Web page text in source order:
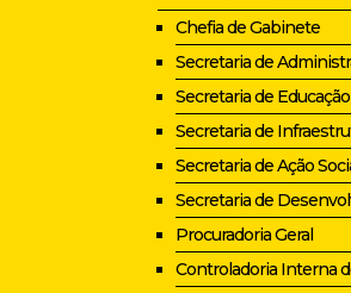
Chefia de Gabinete
Secretaria de
Secretaria de Educação
Secretaria de
Secretaria de Ação
Secretaria de
Procuradoria Geral
Controladoria Interna